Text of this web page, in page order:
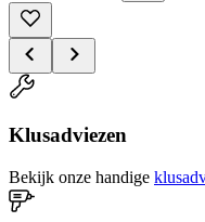
Klusadviezen
Bekijk onze handige